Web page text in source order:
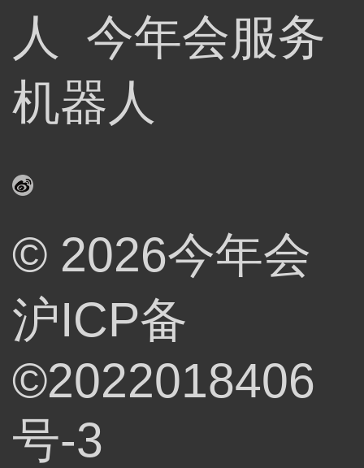
人 今年会服务
机器人
© 2026今年会
沪ICP备
©2022018406
号-3